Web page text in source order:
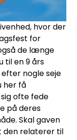
hvor der
for
de længe
til en 9 års
nogle seje
her få
ofte fede
på deres
Skal gaven
den relaterer til